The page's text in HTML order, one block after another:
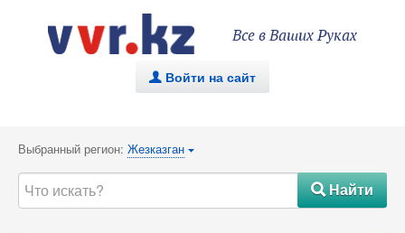
Все в Ваших Руках
. Войти на сайт
Выбранный регион: Жезказган {
#Найти